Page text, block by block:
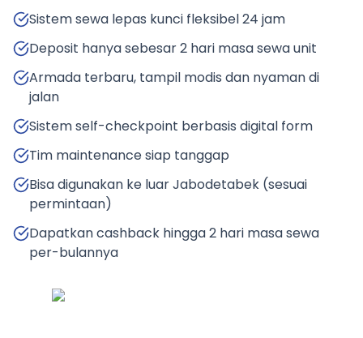
Sistem sewa lepas kunci fleksibel 24 jam
Deposit hanya sebesar 2 hari masa sewa unit
Armada terbaru, tampil modis dan nyaman di
jalan
Sistem self-checkpoint berbasis digital form
Tim maintenance siap tanggap
Bisa digunakan ke luar Jabodetabek (sesuai
permintaan)
Dapatkan cashback hingga 2 hari masa sewa
per-bulannya